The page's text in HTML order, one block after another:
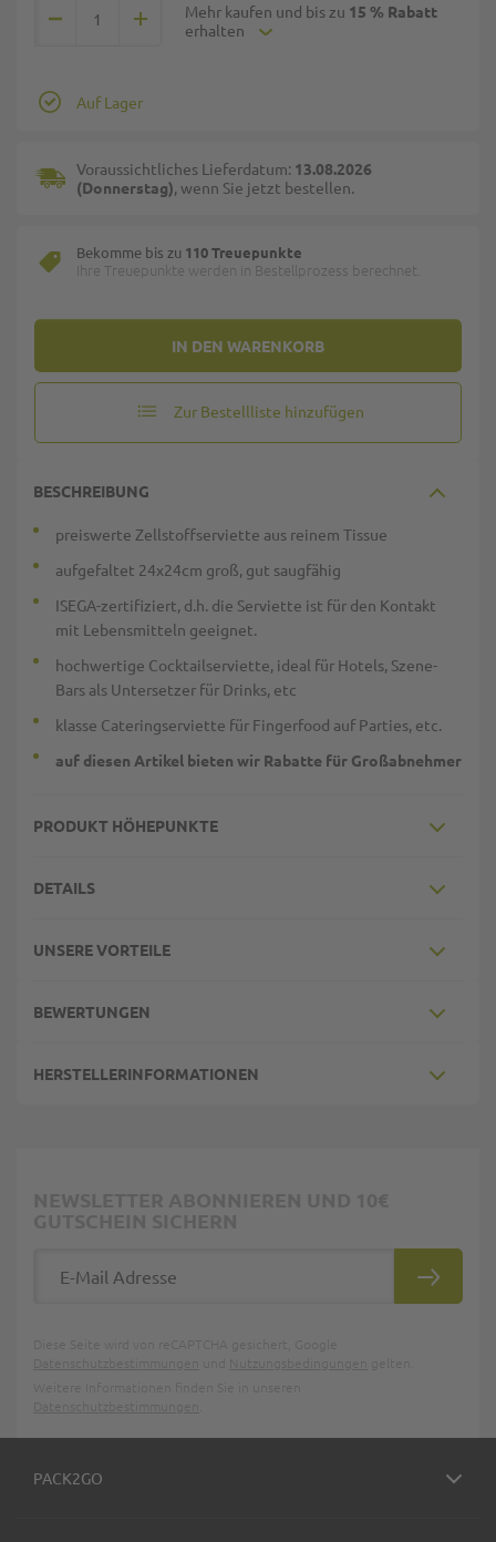
Mehr kaufen und bis zu 15 % Rabatt
erhalten
IN DEN WARENKORB
Auf Lager
Voraussichtliches Lieferdatum: 13.08.2026
(Donnerstag), wenn Sie jetzt bestellen.
Bekomme bis zu 110 Treuepunkte
Ihre Treuepunkte werden in Bestellprozess berechnet.
Zur Bestellliste hinzufügen
BESCHREIBUNG
preiswerte Zellstoffserviette aus reinem Tissue
aufgefaltet 24x24cm groß, gut saugfähig
ISEGA-zertifiziert, d.h. die Serviette ist für den Kontakt
mit Lebensmitteln geeignet.
hochwertige Cocktailserviette, ideal für Hotels, Szene-
Bars als Untersetzer für Drinks, etc
klasse Cateringserviette für Fingerfood auf Parties, etc.
auf diesen Artikel bieten wir Rabatte für Großabnehmer
PRODUKT HÖHEPUNKTE
DETAILS
UNSERE VORTEILE
BEWERTUNGEN
HERSTELLERINFORMATIONEN
PACK2GO